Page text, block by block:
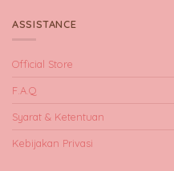
ASSISTANCE
Official Store
F.A.Q
Syarat & Ketentuan
Kebijakan Privasi